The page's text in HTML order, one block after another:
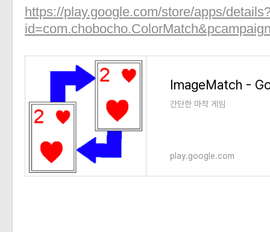
https://play.google.com/store/apps/
ImageMatch -
간단한 마작 게임
play.google.com